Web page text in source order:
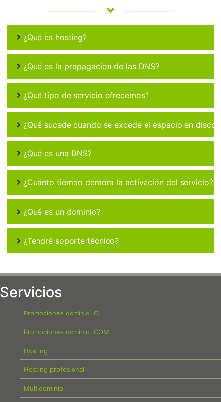
¿Qué es hosting?
¿Qué es la propagacion de las DNS?
¿Qué tipo de servicio ofrecemos?
¿Qué sucede cuando se excede el espacio en disco
¿Qué es una DNS?
¿Cuánto tiempo demora la activación del servicio?
¿Qué es un dominio?
¿Tendré soporte técnico?
Servicios
Promociones dominio .CL
Promociones dominio .COM
Hosting
Hosting profesional
Multidominio